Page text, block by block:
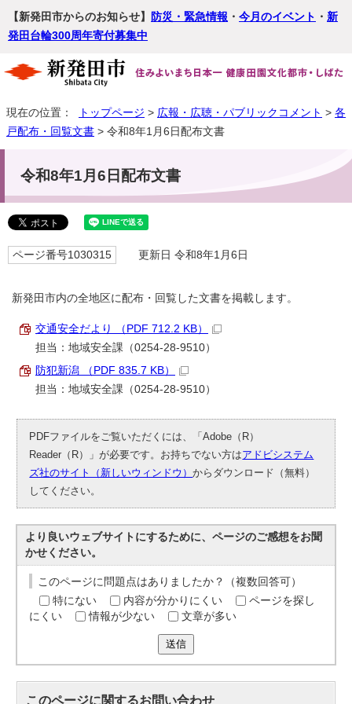
【新発田市からのお知らせ】 防災・緊急情報 ・ 今月のイベント ・ 新
発田台輪300周年寄付募集中
現在の位置： トップページ > 広報・広聴・パブリックコメント > 各
戸配布・回覧文書 > 令和8年1月6日配布文書
令和8年1月6日配布文書
ページ番号1030315 更新日 令和8年1月6日
新発田市内の全地区に配布・回覧した文書を掲載します。
交通安全だより （PDF 712.2 KB）
担当：地域安全課（0254-28-9510）
防犯新潟 （PDF 835.7 KB）
担当：地域安全課（0254-28-9510）
PDFファイルをご覧いただくには、「Adobe（R）
Reader（R）」が必要です。お持ちでない方はアドビシステム
ズ社のサイト（新しいウィンドウ）からダウンロード（無料）
してください。
より良いウェブサイトにするために、ページのご感想をお聞
かせください。
このページに問題点はありましたか？（複数回答可）
特にない
内容が分かりにくい
ページを探し
にくい
情報が少ない 文章が多い
送信
このページに関するお問い合わせ